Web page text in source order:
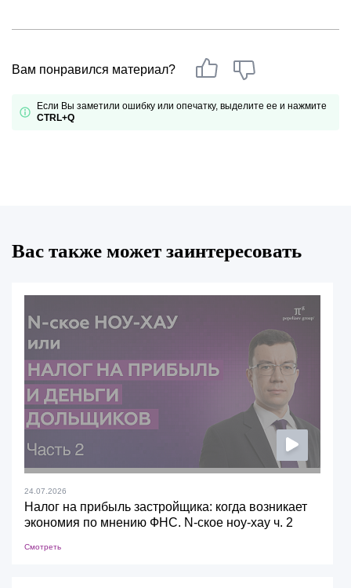
Вам понравился материал?
Если Вы заметили ошибку или опечатку, выделите ее и нажмите
CTRL+Q
Вас также может заинтересовать
24.07.2026
Налог на прибыль застройщика: когда возникает
экономия по мнению ФНС. N-ское ноу-хау ч. 2
Смотреть